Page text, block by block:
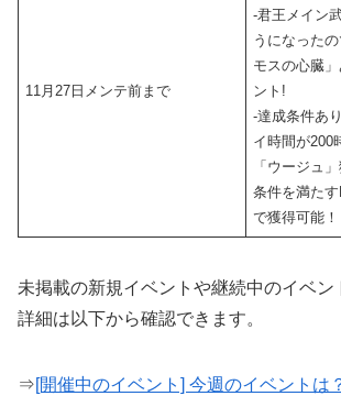
11月27日メンテ前まで
‐君王メイン
うになった
モスの心臓
ント!
‐達成条件あ
イ時間が200
「ウージュ
条件を満た
で獲得可能！
未掲載の新規イベントや継続中のイベン
詳細は以下から確認できます。
⇒[開催中のイベント] 今週のイベントは